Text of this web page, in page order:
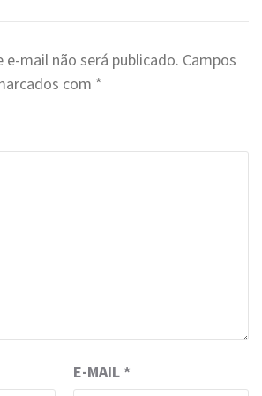
e-mail não será publicado. Campos
com *
E-MAIL *